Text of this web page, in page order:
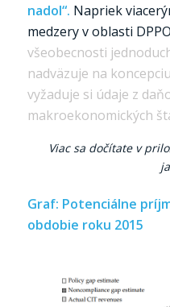
nadol“. Napriek
medzery v oblasti DPPO
všeobecnosti
nadväzuje na
vyžaduje si údaje z
makroekonomických
Viac sa dočítate v
Graf: Potenciálne
obdobie roku 2015